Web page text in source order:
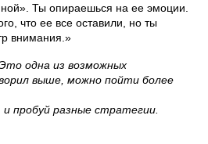
Ты опираешься на ее эмоции.
что ее все оставили, но ты
внимания.»
одна из возможных
выше, можно пойти более
пробуй разные стратегии.